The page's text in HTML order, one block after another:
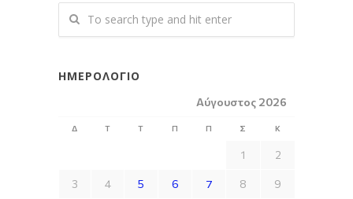
ΗΜΕΡΟΛΌΓΙΟ
Αύγουστος 2026
Δ Τ Τ Π Π Σ Κ
1 2
3 4 5 6 7 8 9